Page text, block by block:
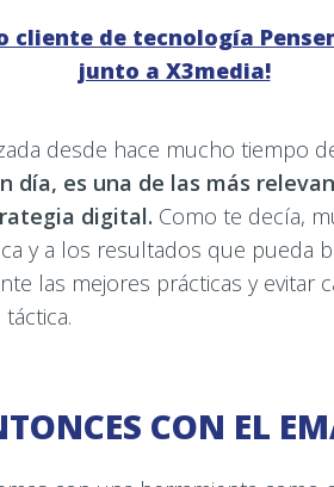
cliente de tecnología
junto a X3media!
desde hace mucho tiempo
día, es una de las más
digital. Como te decía,
y a los resultados que pueda
las mejores prácticas y evitar
CON EL